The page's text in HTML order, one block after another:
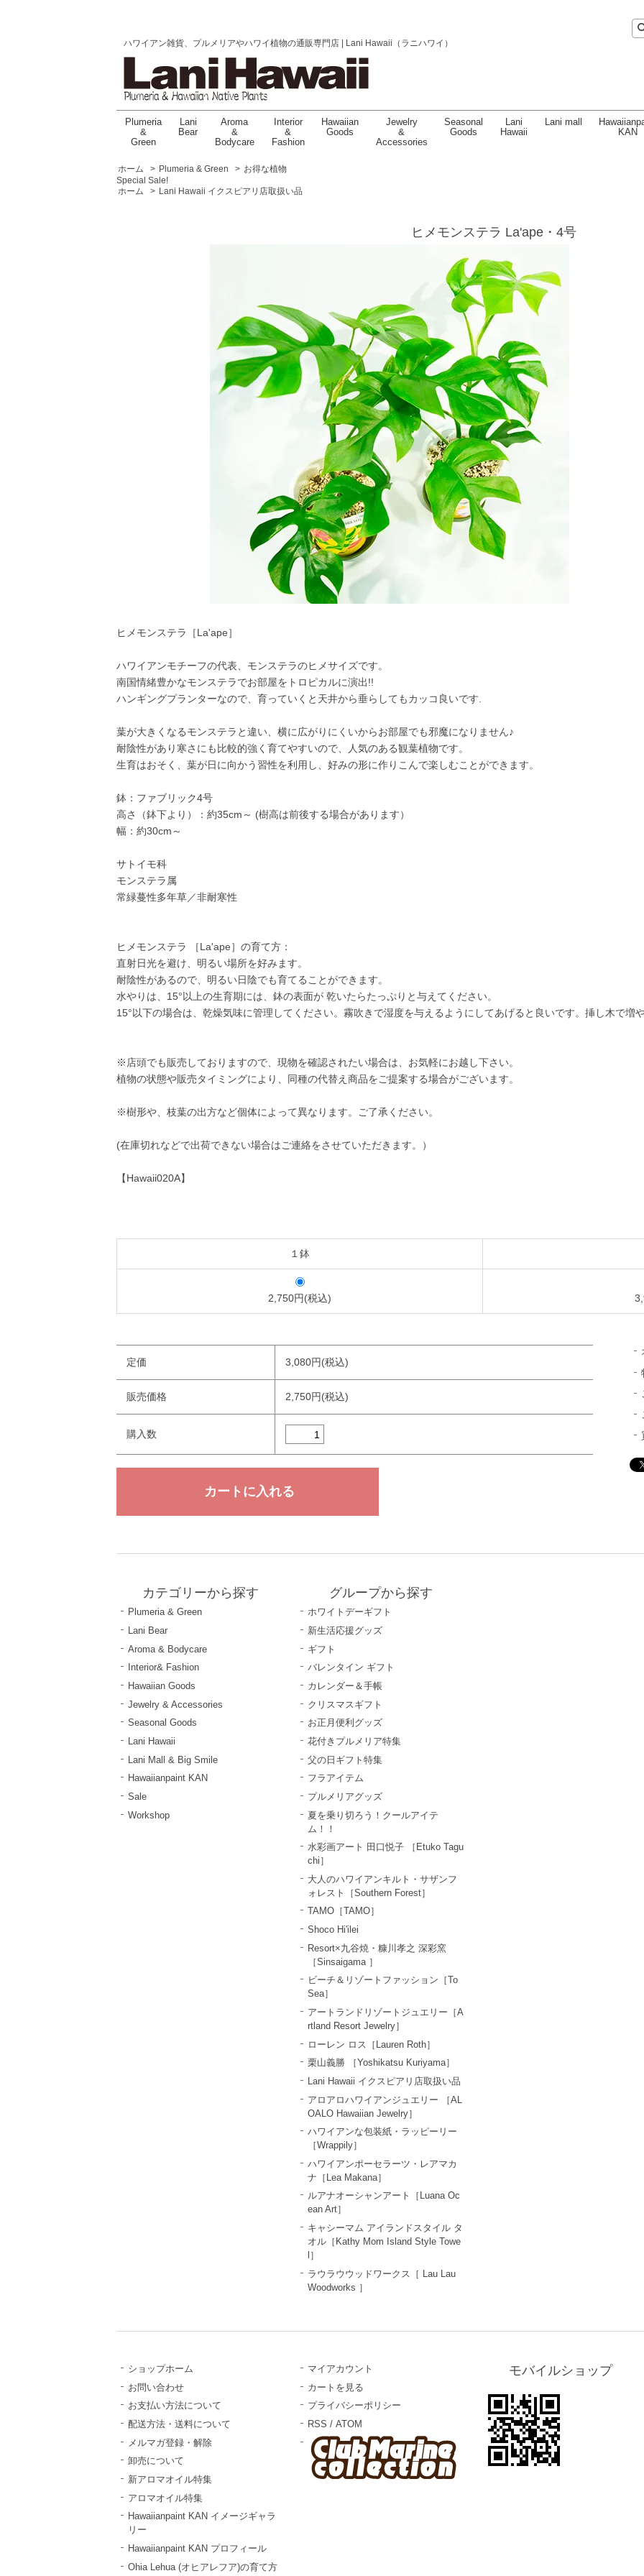
ハワイアン雑貨、プルメリアやハワイ植物の通販専門店 | Lani Hawaii（ラニハワイ）
Plumeria
&
Green
Lani
Bear
Aroma
&
Bodycare
Interior
&
Fashion
Hawaiian
Goods
Jewelry
&
Accessories
Seasonal
Goods
Lani
Hawaii
Lani mall
KAN
ホーム > Plumeria & Green > お得な植物
Special Sale!
ホーム
> Lani Hawaii イクスピアリ店取扱い品
ヒメモンステラ La'ape・4号
ヒメモンステラ［La'ape］
ハワイアンモチーフの代表、モンステラのヒメサイズです。
南国情緒豊かなモンステラでお部屋をトロピカルに演出!!
ハンギングプランターなので、育っていくと天井から垂らしてもカッコ良いです.
葉が大きくなるモンステラと違い、横に広がりにくいからお部屋でも邪魔になりません♪
耐陰性があり寒さにも比較的強く育てやすいので、人気のある観葉植物です。
生育はおそく、葉が日に向かう習性を利用し、好みの形に作りこんで楽しむことができます。
鉢：ファブリック4号
高さ（鉢下より）：約35cm～ (樹高は前後する場合があります）
幅：約30cm～
サトイモ科
モンステラ属
常緑蔓性多年草／非耐寒性
ヒメモンステラ ［La'ape］の育て方：
直射日光を避け、明るい場所を好みます。
耐陰性があるので、明るい日陰でも育てることができます。
水やりは、15°以上の生育期には、鉢の表面が 乾いたらたっぷりと与えてください。
15°以下の場合は、乾燥気味に管理してください。霧吹きで湿度を与えるようにしてあげると良いです。挿し木で増
※店頭でも販売しておりますので、現物を確認されたい場合は、お気軽にお越し下さい。
植物の状態や販売タイミングにより、同種の代替え商品をご提案する場合がございます。
※樹形や、枝葉の出方など個体によって異なります。ご了承ください。
(在庫切れなどで出荷できない場合はご連絡をさせていただきます。）
【Hawaii020A】
１鉢
2,750円(税込)
定価 3,080円(税込)
販売価格 2,750円(税込)
購入数
カテゴリーから探す
Plumeria & Green
Lani Bear
Aroma & Bodycare
Interior& Fashion
Hawaiian Goods
Jewelry & Accessories
Seasonal Goods
Lani Hawaii
Lani Mall & Big Smile
Hawaiianpaint KAN
Sale
Workshop
グループから探す
ホワイトデーギフト
新生活応援グッズ
ギフト
バレンタイン ギフト
カレンダー＆手帳
クリスマスギフト
お正月便利グッズ
花付きプルメリア特集
父の日ギフト特集
フラアイテム
プルメリアグッズ
夏を乗り切ろう！クールアイテ
ム！！
水彩画アート 田口悦子 ［Etuko Tagu
chi］
大人のハワイアンキルト・サザンフ
ォレスト［Southern Forest］
TAMO［TAMO］
Shoco Hi'ilei
Resort×九谷焼・糠川孝之 深彩窯
［Sinsaigama ］
ビーチ＆リゾートファッション［To
Sea］
アートランドリゾートジュエリー［A
rtland Resort Jewelry］
ローレン ロス［Lauren Roth］
栗山義勝 ［Yoshikatsu Kuriyama］
Lani Hawaii イクスピアリ店取扱い品
アロアロハワイアンジュエリー ［AL
OALO Hawaiian Jewelry］
ハワイアンな包装紙・ラッピーリー
［Wrappily］
ハワイアンポーセラーツ・レアマカ
ナ［Lea Makana］
ルアナオーシャンアート［Luana Oc
ean Art］
キャシーマム アイランドスタイル タ
オル［Kathy Mom Island Style Towe
l］
ラウラウウッドワークス［ Lau Lau
Woodworks ］
ショップホーム
お問い合わせ
お支払い方法について
配送方法・送料について
メルマガ登録・解除
卸売について
新アロマオイル特集
アロマオイル特集
Hawaiianpaint KAN イメージギャラ
リー
Hawaiianpaint KAN プロフィール
Ohia Lehua (オヒアレフア)の育て方
マイアカウント
カートを見る
プライバシーポリシー
RSS /ATOM
モバイルショップ